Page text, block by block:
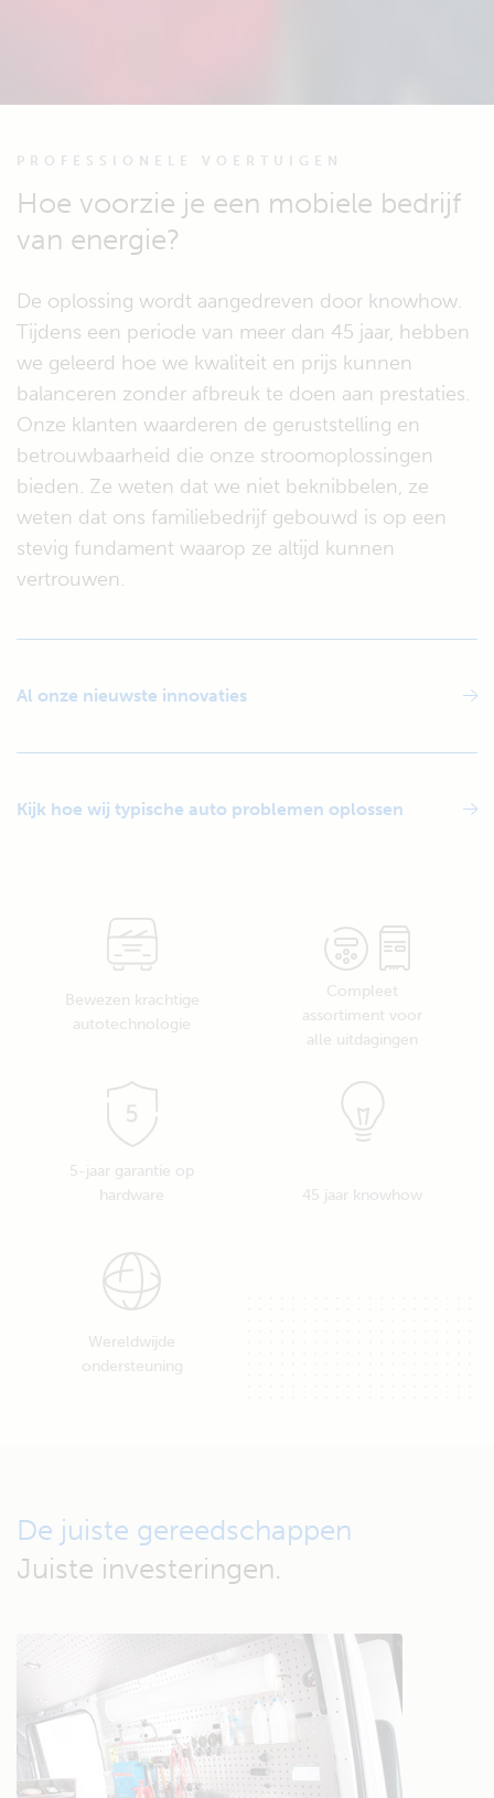
PROFESSIONELE VOERTUIGEN
Hoe voorzie je een mobiele bedrijf
van energie?
De oplossing wordt aangedreven door knowhow.
Tijdens een periode van meer dan 45 jaar, hebben
we geleerd hoe we kwaliteit en prijs kunnen
balanceren zonder afbreuk te doen aan prestaties.
Onze klanten waarderen de geruststelling en
betrouwbaarheid die onze stroomoplossingen
bieden. Ze weten dat we niet beknibbelen, ze
weten dat ons familiebedrijf gebouwd is op een
stevig fundament waarop ze altijd kunnen
vertrouwen.
Al onze nieuwste innovaties
Kijk hoe wij typische auto problemen oplossen
Bewezen krachtige
autotechnologie
Compleet
assortiment voor
alle uitdagingen
5-jaar garantie op
hardware
45 jaar knowhow
Wereldwijde
ondersteuning
De juiste gereedschappen
Juiste investeringen.